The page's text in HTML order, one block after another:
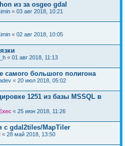
из за osgeo gdal
« 03 авг 2018, 10:21
« 02 авг 2018, 10:05
« 01 авг 2018, 11:13
самого большого полигона
« 20 июл 2018, 05:02
1251 из базы MSSQL в
« 25 июн 2018, 11:26
с gdal2tiles/MapTiler
« 28 май 2018, 13:50